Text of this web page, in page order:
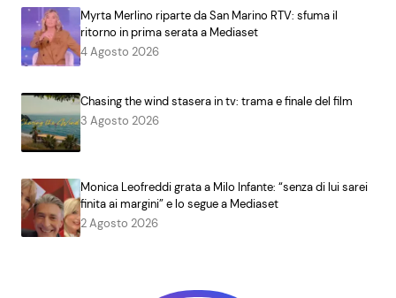
Myrta Merlino riparte da San Marino RTV: sfuma il
ritorno in prima serata a Mediaset
4 Agosto 2026
Chasing the wind stasera in tv: trama e finale del film
3 Agosto 2026
Monica Leofreddi grata a Milo Infante: “senza di lui sarei
finita ai margini” e lo segue a Mediaset
2 Agosto 2026